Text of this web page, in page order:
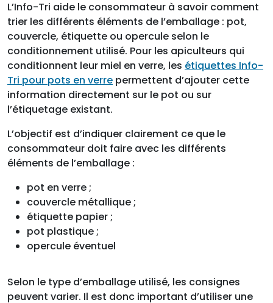
L’Info-Tri aide le consommateur à savoir comment
trier les différents éléments de l’emballage : pot,
couvercle, étiquette ou opercule selon le
conditionnement utilisé. Pour les apiculteurs qui
conditionnent leur miel en verre, les étiquettes Info-
Tri pour pots en verre permettent d’ajouter cette
information directement sur le pot ou sur
l’étiquetage existant.
L’objectif est d’indiquer clairement ce que le
consommateur doit faire avec les différents
éléments de l’emballage :
pot en verre ;
couvercle métallique ;
étiquette papier ;
pot plastique ;
opercule éventuel
Selon le type d’emballage utilisé, les consignes
peuvent varier. Il est donc important d’utiliser une